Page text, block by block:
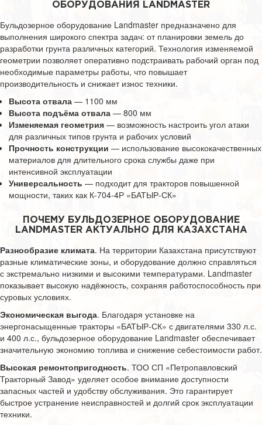
ОБОРУДОВАНИЯ LANDMASTER
Бульдозерное оборудование Landmaster предназначено для
выполнения широкого спектра задач: от планировки земель до
разработки грунта различных категорий. Технология изменяемой
геометрии позволяет оперативно подстраивать рабочий орган под
необходимые параметры работы, что повышает
производительность и снижает износ техники.
Высота отвала — 1100 мм
Высота подъёма отвала — 800 мм
Изменяемая геометрия — возможность настроить угол атаки
для различных типов грунта и рабочих условий
Прочность конструкции — использование высококачественных
материалов для длительного срока службы даже при
интенсивной эксплуатации
Универсальность — подходит для тракторов повышенной
мощности, таких как К-704-4Р «БАТЫР-СК»
ПОЧЕМУ БУЛЬДОЗЕРНОЕ ОБОРУДОВАНИЕ
LANDMASTER АКТУАЛЬНО ДЛЯ КАЗАХСТАНА
Разнообразие климата. На территории Казахстана присутствуют
разные климатические зоны, и оборудование должно справляться
с экстремально низкими и высокими температурами. Landmaster
показывает высокую надёжность, сохраняя работоспособность при
суровых условиях.
Экономическая выгода. Благодаря установке на
энергонасыщенные тракторы «БАТЫР-СК» с двигателями 330 л.с.
и 400 л.с., бульдозерное оборудование Landmaster обеспечивает
значительную экономию топлива и снижение себестоимости работ.
Высокая ремонтопригодность. ТОО СП «Петропавловский
Тракторный Завод» уделяет особое внимание доступности
запасных частей и удобству обслуживания. Это гарантирует
быстрое устранение неисправностей и долгий срок эксплуатации
техники.